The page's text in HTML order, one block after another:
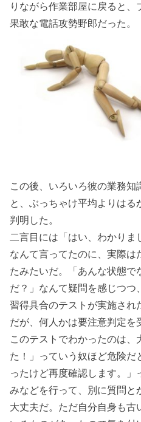
りながら作業部屋に戻ると
果敢な電話攻勢野郎だった。
この後、いろいろ彼の業務知
と、ぶっちゃけ平均よりは
判明した。
二言目には「はい、わかりま
なんて言ってたのに、実際は
たみたいだ。「あんな状態で
だ？」なんて疑問を感じつつ
習得具合のテストが実施され
だが、何人かは要注意判定を
このテストでわかったのは、
た！」っていう奴ほど危険だ
ったけど再度確認します。」
みなどを行って、別に質問と
大丈夫だ。ただ自分自身も古